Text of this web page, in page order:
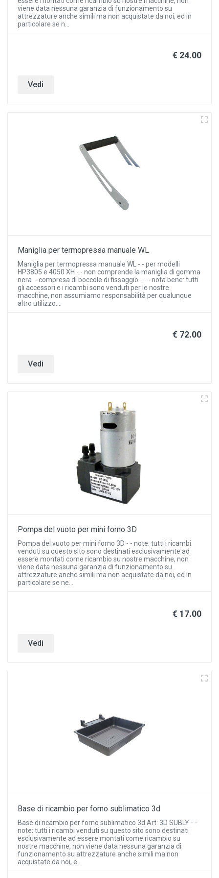
viene data nessuna garanzia di funzionamento su
attrezzature anche simili ma non acquistate da noi, ed in
particolare se n...
€ 24.00
Vedi
Maniglia per termopressa manuale WL
Maniglia per termopressa manuale WL - - per modelli
HP3805 e 4050 XH - - non comprende la maniglia di gomma
nera - compresa di boccole di fissaggio - - - nota bene: tutti
gli accessori e i ricambi sono venduti per le nostre
macchine, non assumiamo responsabilità per qualunque
altro utilizzo....
€ 72.00
Vedi
Pompa del vuoto per mini forno 3D
Pompa del vuoto per mini forno 3D - - note: tutti i ricambi
venduti su questo sito sono destinati esclusivamente ad
essere montati come ricambio su nostre macchine, non
viene data nessuna garanzia di funzionamento su
attrezzature anche simili ma non acquistate da noi, ed in
particolare se ne...
€ 17.00
Vedi
Base di ricambio per forno sublimatico 3d
Base di ricambio per forno sublimatico 3d Art: 3D SUBLY - -
note: tutti i ricambi venduti su questo sito sono destinati
esclusivamente ad essere montati come ricambio su
nostre macchine, non viene data nessuna garanzia di
funzionamento su attrezzature anche simili ma non
acquistate da noi, e...